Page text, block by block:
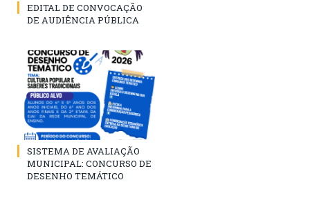
EDITAL DE CONVOCAÇÃO
DE AUDIÊNCIA PÚBLICA
SISTEMA DE AVALIAÇÃO
MUNICIPAL: CONCURSO DE
DESENHO TEMÁTICO